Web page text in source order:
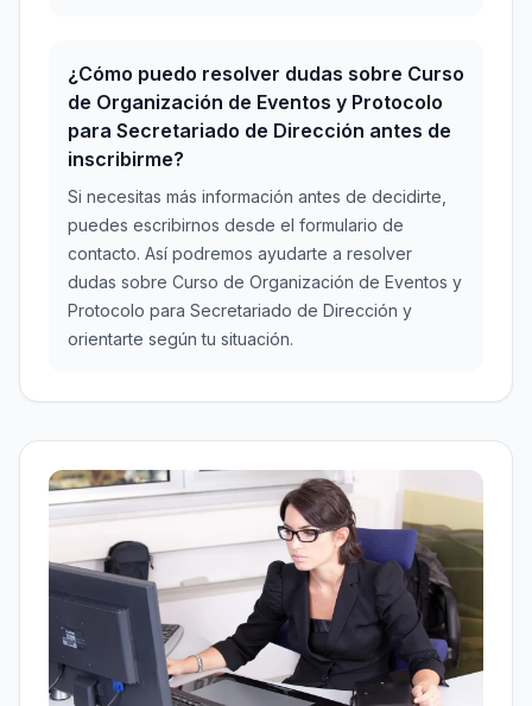
¿Cómo puedo resolver dudas sobre Curso
de Organización de Eventos y Protocolo
para Secretariado de Dirección antes de
inscribirme?
Si necesitas más información antes de decidirte,
puedes escribirnos desde el formulario de
contacto. Así podremos ayudarte a resolver
dudas sobre Curso de Organización de Eventos y
Protocolo para Secretariado de Dirección y
orientarte según tu situación.